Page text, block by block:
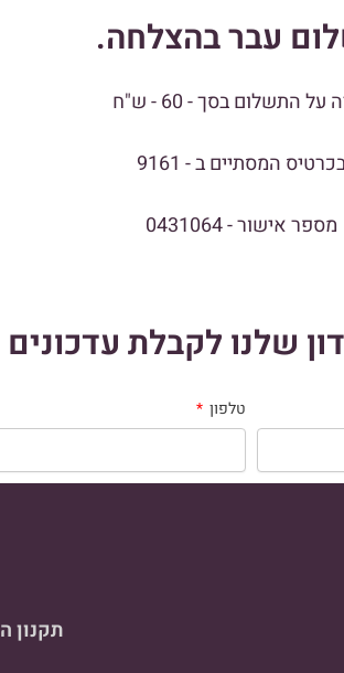
עבר בהצלחה.
על התשלום בסך - 60 - ש"ח
המסתיים ב - 9161
מספר אישור - 0431064
שלנו לקבלת
טלפון
תקנון